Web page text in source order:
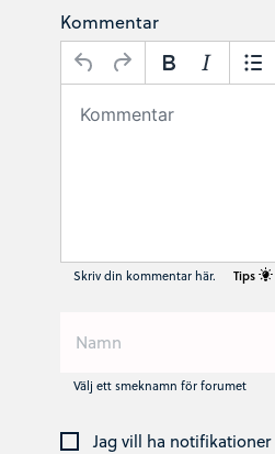
Kommentar
Skriv din kommentar här. Tips
Välj ett smeknamn för forumet
Jag vill ha